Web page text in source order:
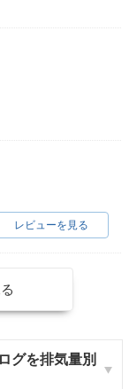
レビューを見る
グを排気量別